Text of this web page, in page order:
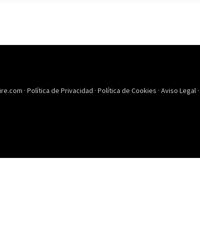
· Política de Privacidad · Política de Cookies · Aviso Legal ·